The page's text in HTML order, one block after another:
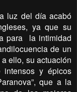
luz del día acabó
ya que su
para
la intimidad
de un
ello, su actuación
intensos y épicos
que a la